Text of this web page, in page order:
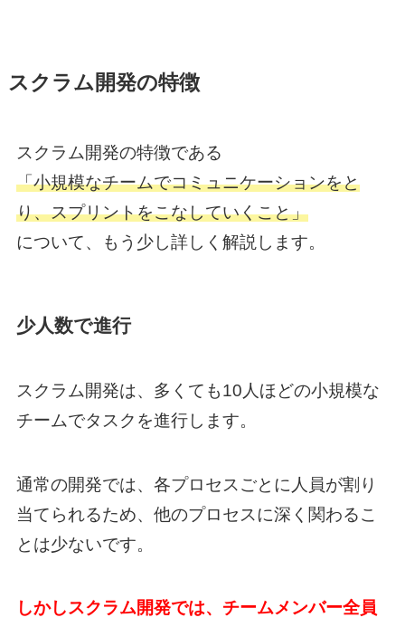
スクラム開発の特徴
スクラム開発の特徴である
「小規模なチームでコミュニケーションをと
り、スプリントをこなしていくこと」
について、もう少し詳しく解説します。
少人数で進行
スクラム開発は、多くても10人ほどの小規模な
チームでタスクを進行します。
通常の開発では、各プロセスごとに人員が割り
当てられるため、他のプロセスに深く関わるこ
とは少ないです。
しかしスクラム開発では、チームメンバー全員